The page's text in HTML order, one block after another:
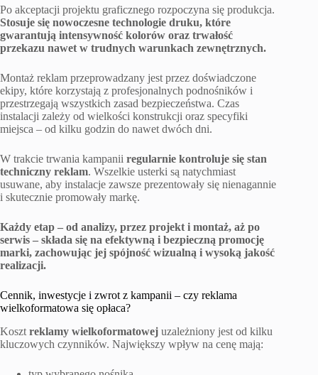
Po akceptacji projektu graficznego rozpoczyna się produkcja.
Stosuje się nowoczesne technologie druku, które
gwarantują intensywność kolorów oraz trwałość
przekazu nawet w trudnych warunkach zewnętrznych.
Montaż reklam przeprowadzany jest przez doświadczone
ekipy, które korzystają z profesjonalnych podnośników i
przestrzegają wszystkich zasad bezpieczeństwa. Czas
instalacji zależy od wielkości konstrukcji oraz specyfiki
miejsca – od kilku godzin do nawet dwóch dni.
W trakcie trwania kampanii regularnie kontroluje się stan
techniczny reklam. Wszelkie usterki są natychmiast
usuwane, aby instalacje zawsze prezentowały się nienagannie
i skutecznie promowały markę.
Każdy etap – od analizy, przez projekt i montaż, aż po
serwis – składa się na efektywną i bezpieczną promocję
marki, zachowując jej spójność wizualną i wysoką jakość
realizacji.
Cennik, inwestycje i zwrot z kampanii – czy reklama
wielkoformatowa się opłaca?
Koszt reklamy wielkoformatowej uzależniony jest od kilku
kluczowych czynników. Największy wpływ na cenę mają: